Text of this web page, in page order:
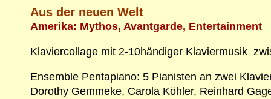
Aus der neuen Welt
Amerika: Mythos, Avantgarde, Entertainment
Klaviercollage mit 2-10händiger Klaviermusik
Ensemble Pentapiano: 5 Pianisten an zwei
Dorothy Gemmeke, Carola Köhler, Reinhard